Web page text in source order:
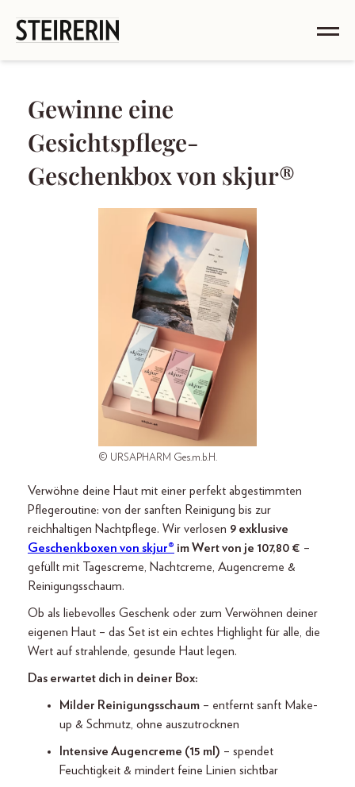
Gewinne eine
Gesichtspflege-
Geschenkbox von skjur®
© URSAPHARM Ges.m.b.H.
Verwöhne deine Haut mit einer perfekt abgestimmten
Pflegeroutine: von der sanften Reinigung bis zur
reichhaltigen Nachtpflege. Wir verlosen 9 exklusive
Geschenkboxen von skjur® im Wert von je 107,80 € –
gefüllt mit Tagescreme, Nachtcreme, Augencreme &
Reinigungsschaum.
Ob als liebevolles Geschenk oder zum Verwöhnen deiner
eigenen Haut – das Set ist ein echtes Highlight für alle, die
Wert auf strahlende, gesunde Haut legen.
Das erwartet dich in deiner Box:
Milder Reinigungsschaum – entfernt sanft Make-
up & Schmutz, ohne auszutrocknen
Intensive Augencreme (15 ml) – spendet
Feuchtigkeit & mindert feine Linien sichtbar